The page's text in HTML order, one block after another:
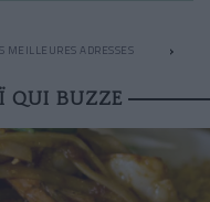
MEILLEURES ADRESSES
QUI BUZZE